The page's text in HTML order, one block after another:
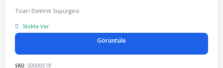
Ticari Elektrik Süpürgesi
Stokta Var
Görüntüle
SKU: 50000519